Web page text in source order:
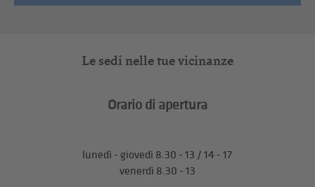
Le sedi nelle tue vicinanze
Orario di apertura
lunedì - giovedì 8.30 - 13 / 14 - 17
venerdì 8.30 - 13